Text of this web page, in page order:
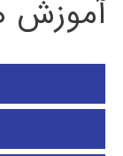
آموزش